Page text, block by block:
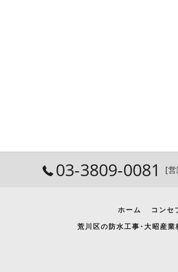
03-3809-0081 [営
ホーム コンセ
荒川区の防水工事･大昭産